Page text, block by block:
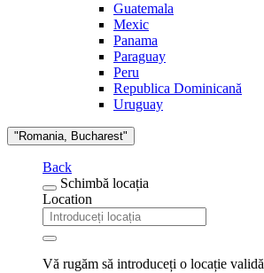
Guatemala
Mexic
Panama
Paraguay
Peru
Republica Dominicană
Uruguay
"Romania, Bucharest"
Back
Schimbă locația
Location
Vă rugăm să introduceți o locație validă